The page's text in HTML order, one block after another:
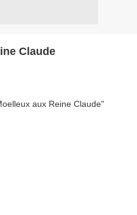
Claude